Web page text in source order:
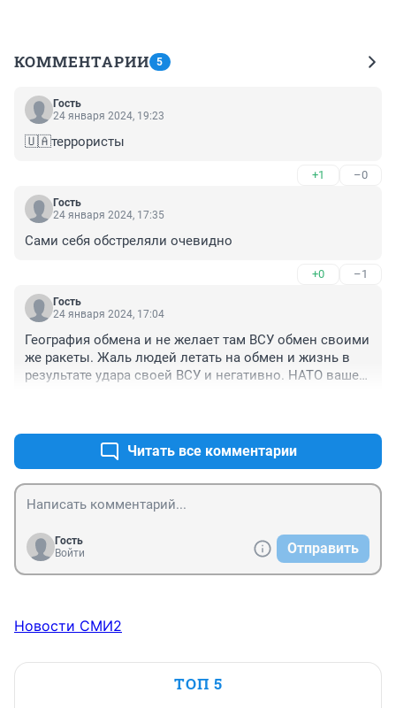
КОММЕНТАРИИ 5
Гость
24 января 2024, 19:23
🇺🇦террористы
+1 –0
Гость
24 января 2024, 17:35
Сами себя обстреляли очевидно
+0 –1
Гость
24 января 2024, 17:04
География обмена и не желает там ВСУ обмен своими
же ракеты. Жаль людей летать на обмен и жизнь в
результате удара своей ВСУ и негативно. НАТО вашей
Читать все комментарии
Гость
Войти
Отправить
Новости СМИ2
ТОП 5